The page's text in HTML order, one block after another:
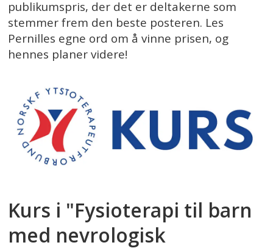
publikumspris, der det er deltakerne som
stemmer frem den beste posteren. Les
Pernilles egne ord om å vinne prisen, og
hennes planer videre!
Kurs i "Fysioterapi til barn
med nevrologisk